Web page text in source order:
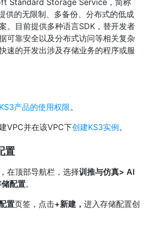
Standard Storage Service，简称
供的无限制、多备份、分布式的低成
。目前提供多种语言SDK，替开发者
可靠安全以及分布式访问等相关复杂
速的开发出涉及存储业务的程序或服
产品的使用权限。
VPC并在该VPC下创建KS3实例。
置
，在顶部导航栏，选择训推与仿真> AI
配置。
置页签，点击+新建， 进入存储配置创